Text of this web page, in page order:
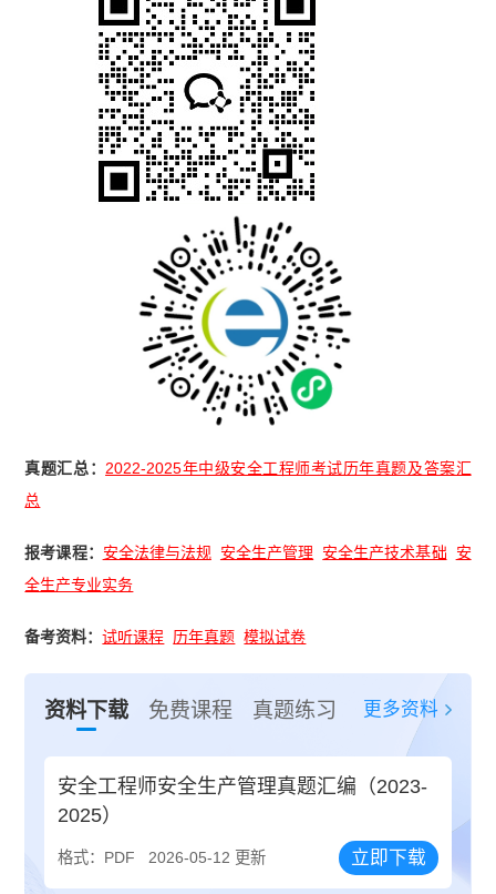
真题汇总： 2022-2025年中级安全工程师考试历年真题及答案汇
总
报考课程： 安全法律与法规 安全生产管理 安全生产技术基础
安
全生产专业实务
备考资料：试听课程 历年真题 模拟试卷
资料下载 免费课程 真题练习 更多资料
安全工程师安全生产管理真题汇编（2023-
2025）
格式：PDF 2026-05-12 更新 立即下载